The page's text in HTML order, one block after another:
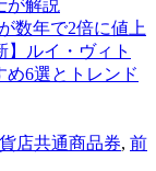
が解説
数年で2倍に値上
】ルイ・ヴィト
め6選とトレンド
店共通商品券, 前